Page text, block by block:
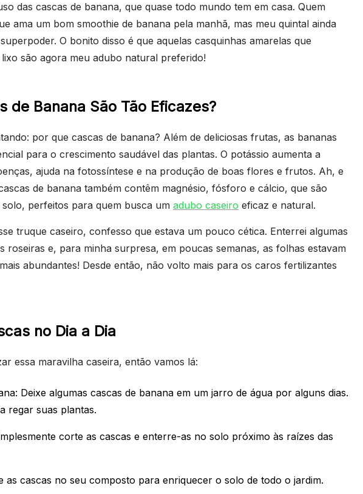
das cascas de banana, que quase todo mundo tem em casa. Quem
ama um bom smoothie de banana pela manhã, mas meu quintal ainda
O bonito disso é que aquelas casquinhas amarelas que
são agora meu adubo natural preferido!
de Banana São Tão Eficazes?
por que cascas de banana? Além de deliciosas frutas, as bananas
para o crescimento saudável das plantas. O potássio aumenta a
ajuda na fotossíntese e na produção de boas flores e frutos. Ah, e
de banana também contêm magnésio, fósforo e cálcio, que são
perfeitos para quem busca um adubo caseiro eficaz e natural.
truque caseiro, confesso que estava um pouco cética. Enterrei algumas
roseiras e, para minha surpresa, em poucas semanas, as folhas estavam
abundantes! Desde então, não volto mais para os caros fertilizantes
no Dia a Dia
essa maravilha caseira, então vamos lá:
Deixe algumas cascas de banana em um jarro de água por alguns dias.
regar suas plantas.
corte as cascas e enterre-as no solo próximo às raízes das
as cascas no seu composto para enriquecer o solo de todo o jardim.